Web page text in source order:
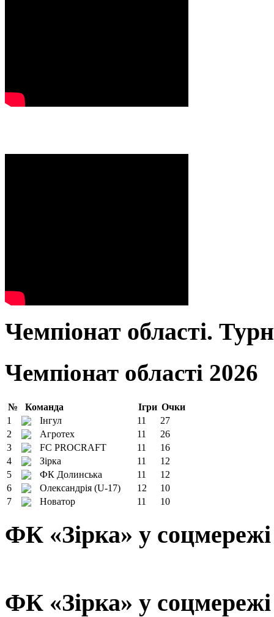
Чемпіонат області.
Чемпіонат області 2026
№ Команда Ігри Очки
1
Інгул 11
27
2
Агротех 11
26
3
FC PROCRAFT 11
16
4
Зірка 11
12
5
ФК Долинська 11
12
6
Олександрія (U-17) 12
10
7
Новатор 11 10
ФК «Зірка» у
ФК «Зірка» у